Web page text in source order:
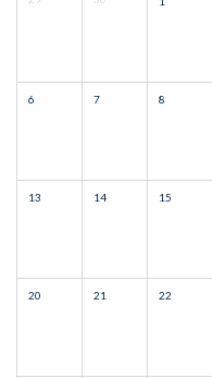
6 7 8
13 14 15
20 21 22